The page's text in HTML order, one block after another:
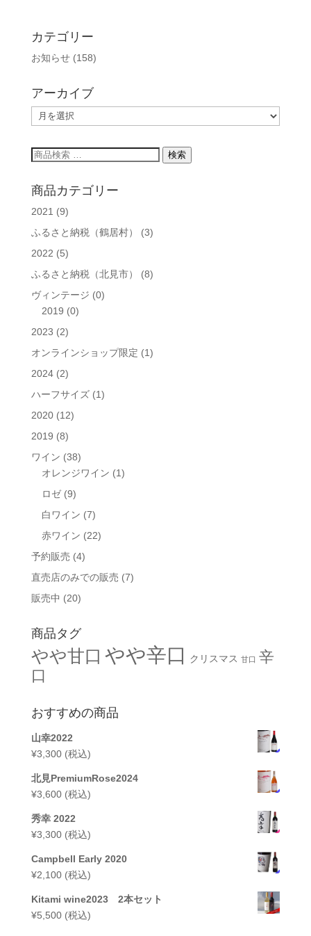
カテゴリー
お知らせ(158)
アーカイブ
ー
カ
イ
検
対
検索
商品カテゴリー
2021 (9)
ふるさと納税（鶴居村）
(3)
2022 (5)
ふるさと納税（北見市）
(8)
ヴィンテージ (0)
2019 (0)
2023 (2)
オンラインショップ限定 (1)
2024 (2)
ハーフサイズ (1)
2020 (12)
2019 (8)
ワイン (38)
オレンジワイン (1)
ロゼ (9)
白ワイン (7)
赤ワイン (22)
予約販売 (4)
直売店のみでの販売 (7)
販売中 (20)
商品タグ
やや甘口 やや辛口 クリスマス 甘口 辛
口
おすすめの商品
山幸2022
¥3,300 (税込)
北見PremiumRose2024
¥3,600 (税込)
秀幸 2022
¥3,300 (税込)
Campbell Early 2020
¥2,100 (税込)
Kitami wine2023 2本セット
¥5,500 (税込)